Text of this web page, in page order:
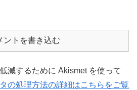
ントを書き込む
減するために Akismet を使って
の処理方法の詳細はこちらをご覧